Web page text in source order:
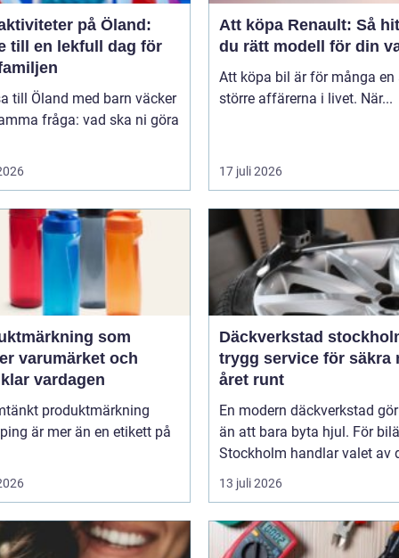
på Öland:
till en lekfull dag för
till Öland med barn väcker
fråga: vad ska ni göra
Att köpa Renault: Så
du rätt modell för din
Att köpa bil är för många en
större affärerna i livet. När...
17 juli 2026
som
varumärket och
vardagen
produktmärkning
är mer än en etikett på
Däckverkstad
trygg service för säkra
året runt
En modern däckverkstad
än att bara byta hjul. För
Stockholm handlar valet av
13 juli 2026